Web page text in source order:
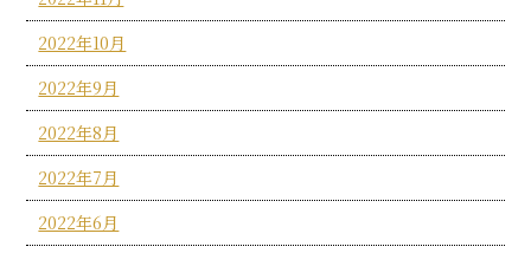
2022年10月
2022年9月
2022年8月
2022年7月
2022年6月